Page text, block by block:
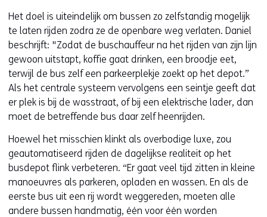
Het doel is uiteindelijk om bussen zo zelfstandig mogelijk
te laten rijden zodra ze de openbare weg verlaten. Daniel
beschrijft: "Zodat de buschauffeur na het rijden van zijn lijn
gewoon uitstapt, koffie gaat drinken, een broodje eet,
terwijl de bus zelf een parkeerplekje zoekt op het depot.”
Als het centrale systeem vervolgens een seintje geeft dat
er plek is bij de wasstraat, of bij een elektrische lader, dan
moet de betreffende bus daar zelf heenrijden.
Hoewel het misschien klinkt als overbodige luxe, zou
geautomatiseerd rijden de dagelijkse realiteit op het
busdepot flink verbeteren. “Er gaat veel tijd zitten in kleine
manoeuvres als parkeren, opladen en wassen. En als de
eerste bus uit een rij wordt weggereden, moeten alle
andere bussen handmatig, één voor één worden